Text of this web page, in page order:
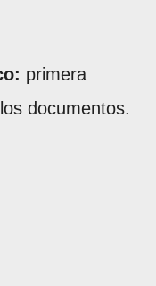
primera
documentos.